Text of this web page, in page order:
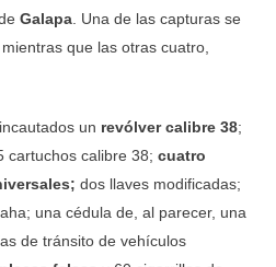
Galapa . Una de las capturas se
que las otras cuatro,
un revólver calibre 38;
cartuchos calibre 38; cuatro
dos llaves modificadas;
una cédula de, al parecer, una
de tránsito de vehículos